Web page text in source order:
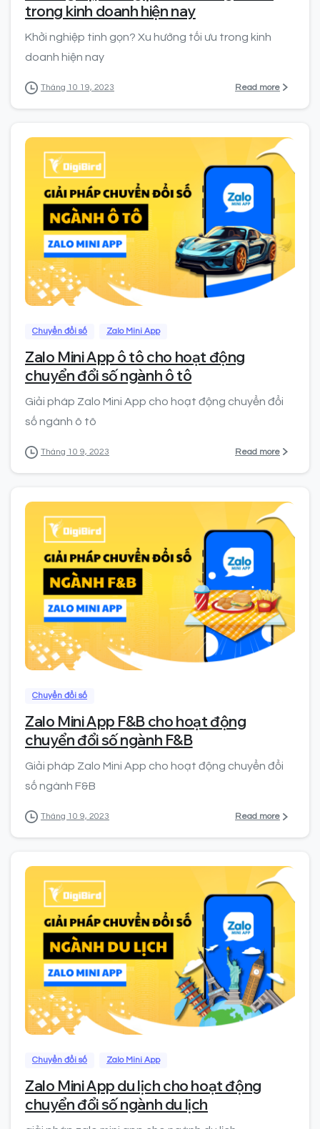
trong kinh doanh hiện nay
Khởi nghiệp tinh gọn? Xu hướng tối ưu trong kinh
doanh hiện nay
Tháng 10 19, 2023 Read more
0
Chuyển đổi số Zalo Mini App
Zalo Mini App ô tô cho hoạt động
chuyển đổi số ngành ô tô
Giải pháp Zalo Mini App cho hoạt động chuyển đổi
số ngành ô tô
Tháng 10 9, 2023 Read more
0
Chuyển đổi số
Zalo Mini App F&B cho hoạt động
chuyển đổi số ngành F&B
Giải pháp Zalo Mini App cho hoạt động chuyển đổi
số ngành F&B
Tháng 10 9, 2023 Read more
0
Chuyển đổi số Zalo Mini App
Zalo Mini App du lịch cho hoạt động
chuyển đổi số ngành du lịch